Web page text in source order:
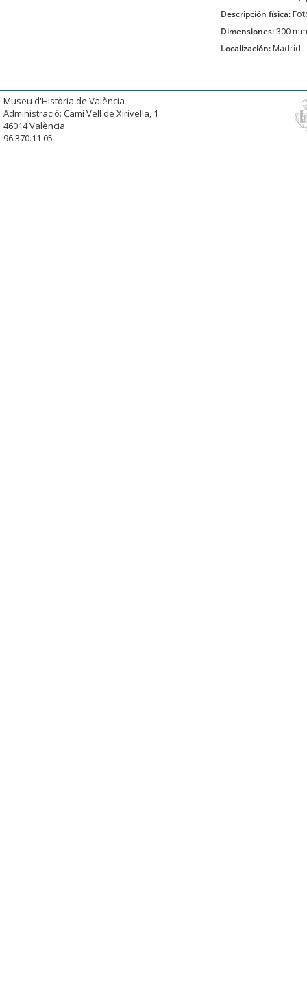
Descripción física:
Dimensiones:300
Localización: Madrid
Museu d'Història de València
Administració: Camí Vell de Xirivella, 1
46014 València
96.370.11.05